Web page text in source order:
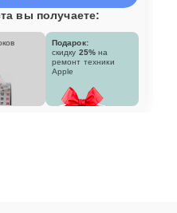
вы получаете:
Подарок:
скидку 25% на
ремонт техники
Apple